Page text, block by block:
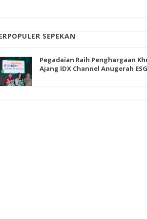
SEPEKAN
Pegadaian Raih Penghargaan
Ajang IDX Channel Anugerah